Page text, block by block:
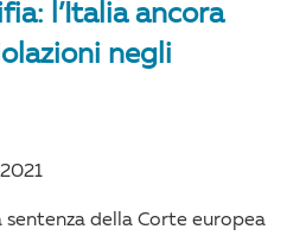
l’Italia ancora
negli
sentenza della Corte europea